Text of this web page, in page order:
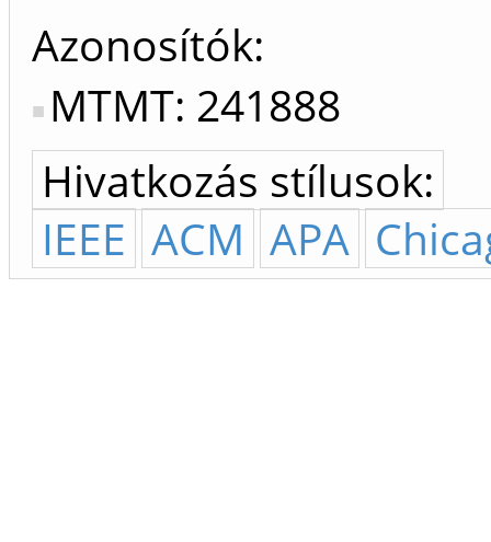
Azonosítók
MTMT: 241888
Hivatkozás stílusok:
IEEE ACM APA